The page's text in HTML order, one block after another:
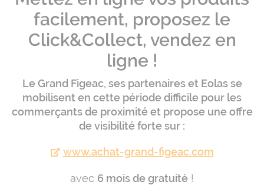
facilement, proposez le
Click&Collect, vendez en
ligne !
Le Grand Figeac, ses partenaires et Eolas se
mobilisent en cette période difficile pour les
commerçants de proximité et propose une offre
de visibilité forte sur :
www.achat-grand-figeac.com
avec 6 mois de gratuité !